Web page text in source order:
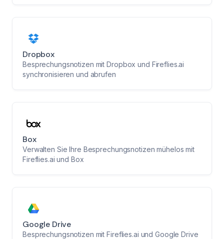
Dropbox
Besprechungsnotizen mit Dropbox und Fireflies.ai
synchronisieren und abrufen
Box
Verwalten Sie Ihre Besprechungsnotizen mühelos mit
Fireflies.ai und Box
Google Drive
Besprechungsnotizen mit Fireflies.ai und Google Drive